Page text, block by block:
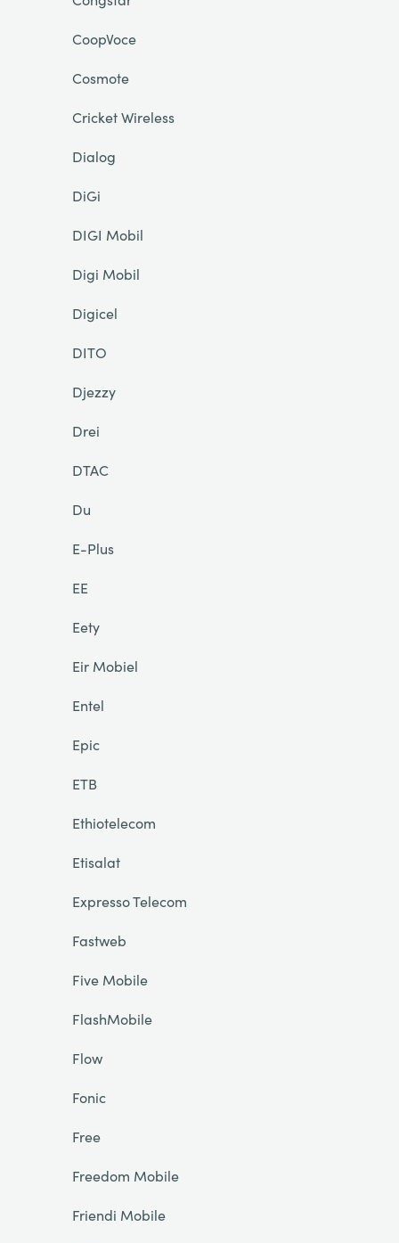
CoopVoce
Cosmote
Cricket Wireless
Dialog
DiGi
DIGI Mobil
Digi Mobil
Digicel
DITO
Djezzy
Drei
DTAC
Du
E-Plus
EE
Eety
Eir Mobiel
Entel
Epic
ETB
Ethiotelecom
Etisalat
Expresso Telecom
Fastweb
Five Mobile
FlashMobile
Flow
Fonic
Free
Freedom Mobile
Friendi Mobile